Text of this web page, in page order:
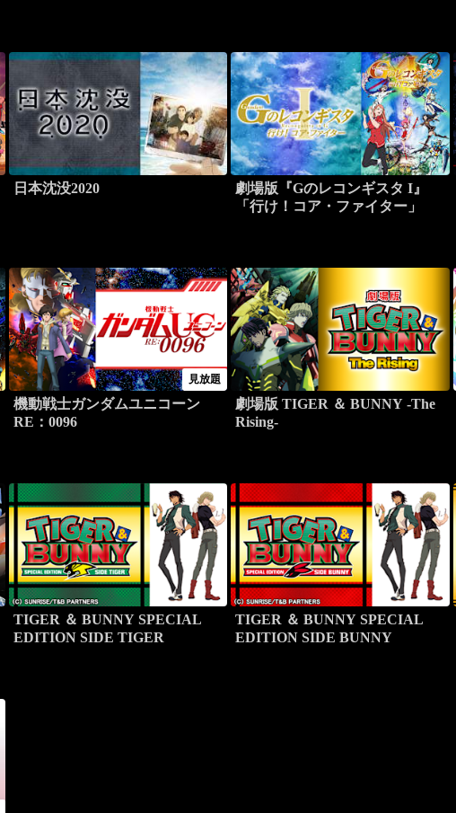
日本沈没2020
劇場版『Gのレコンギスタ I』
「行け！コア・ファイター」
見放題
機動戦士ガンダムユニコーン
RE：0096
劇場版 TIGER ＆ BUNNY -The
Rising-
TIGER ＆ BUNNY SPECIAL
EDITION SIDE TIGER
TIGER ＆ BUNNY SPECIAL
EDITION SIDE BUNNY